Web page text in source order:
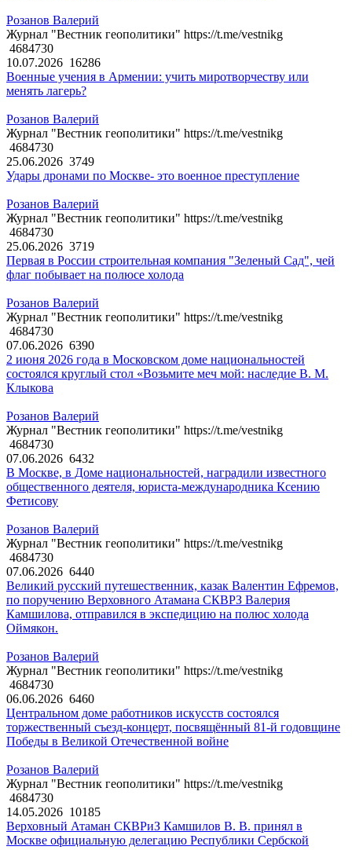
Розанов Валерий
Журнал "Вестник геополитики" https://t.me/vestnikg
4684730
10.07.2026 16286
Военные учения в Армении: учить миротворчеству или
менять лагерь?
Розанов Валерий
Журнал "Вестник геополитики" https://t.me/vestnikg
4684730
25.06.2026 3749
Удары дронами по Москве- это военное преступление
Розанов Валерий
Журнал "Вестник геополитики" https://t.me/vestnikg
4684730
25.06.2026 3719
Первая в России строительная компания "Зеленый Сад", чей
флаг побывает на полюсе холода
Розанов Валерий
Журнал "Вестник геополитики" https://t.me/vestnikg
4684730
07.06.2026 6390
2 июня 2026 года в Московском доме национальностей
состоялся круглый стол «Возьмите меч мой: наследие В. М.
Клыкова
Розанов Валерий
Журнал "Вестник геополитики" https://t.me/vestnikg
4684730
07.06.2026 6432
В Москве, в Доме национальностей, наградили известного
общественного деятеля, юриста-международника Ксению
Фетисову
Розанов Валерий
Журнал "Вестник геополитики" https://t.me/vestnikg
4684730
07.06.2026 6440
Великий русский путешественник, казак Валентин Ефремов,
по поручению Верховного Атамана СКВРЗ Валерия
Камшилова, отправился в экспедицию на полюс холода
Оймякон.
Розанов Валерий
Журнал "Вестник геополитики" https://t.me/vestnikg
4684730
06.06.2026 6460
Центральном доме работников искусств состоялся
торжественный съезд-концерт, посвящённый 81-й годовщине
Победы в Великой Отечественной войне
Розанов Валерий
Журнал "Вестник геополитики" https://t.me/vestnikg
4684730
14.05.2026 10185
Верховный Атаман СКВРиЗ Камшилов В. В. принял в
Москве официальную делегацию Республики Сербской